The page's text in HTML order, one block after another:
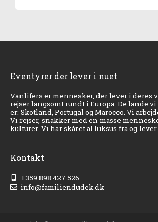
Eventyrer der lever i nuet
Vanlifers er mennesker, der lever i deres
rejser langsomt rundt i Europa. De lande
er: Skotland, Portugal og Marocco. Vi
Vi rejser, snakker med en masse
kulturer. Vi har skåret al luksus fra og
Kontakt
+359 898 427 526
info@familiendudek.dk